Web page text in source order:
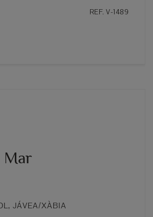
REF. V-1489
Mar
JÁVEA/XÀBIA